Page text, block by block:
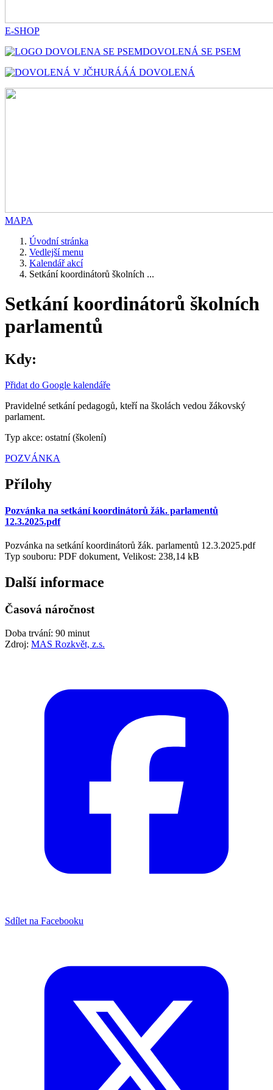
E-SHOP
DOVOLENÁ SE PSEM
HURÁÁÁ DOVOLENÁ
MAPA
Úvodní stránka
Vedlejší menu
Kalendář akcí
Setkání koordinátorů školních ...
Setkání koordinátorů školních
parlamentů
Kdy:
Přidat do Google kalendáře
Pravidelné setkání pedagogů, kteří na školách vedou žákovský
parlament.
Typ akce: ostatní (školení)
POZVÁNKA
Přílohy
Pozvánka na setkání koordinátorů žák. parlamentů
12.3.2025.pdf
Pozvánka na setkání koordinátorů žák. parlamentů 12.3.2025.pdf
Typ souboru: PDF dokument, Velikost: 238,14 kB
Další informace
Časová náročnost
Doba trvání: 90 minut
Zdroj: MAS Rozkvět, z.s.
Sdílet na Facebooku